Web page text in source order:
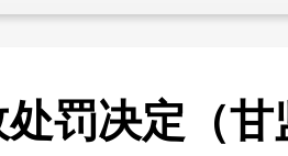
罚决定（甘